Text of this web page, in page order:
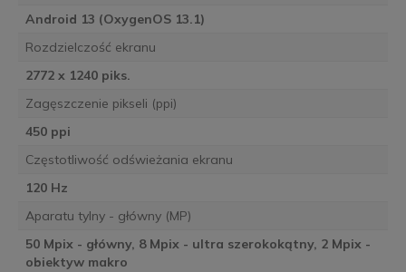
Android 13 (OxygenOS 13.1)
Rozdzielczość ekranu
2772 x 1240 piks.
Zagęszczenie pikseli (ppi)
450 ppi
Częstotliwość odświeżania ekranu
120 Hz
Aparatu tylny - główny (MP)
50 Mpix - główny, 8 Mpix - ultra szerokokątny, 2 Mpix -
obiektyw makro